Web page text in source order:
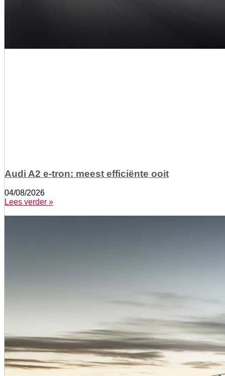
Audi A2 e-tron: meest efficiënte ooit
04/08/2026
Lees verder »